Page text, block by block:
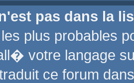
pas dans la
plus probables
votre langage
ce forum